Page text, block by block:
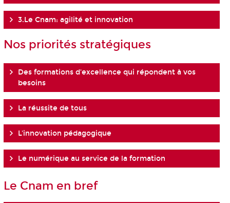
3.Le Cnam: agilité et innovation
Nos priorités stratégiques
Des formations d'excellence qui répondent à vos
besoins
La réussite de tous
L'innovation pédagogique
Le numérique au service de la formation
Le Cnam en bref